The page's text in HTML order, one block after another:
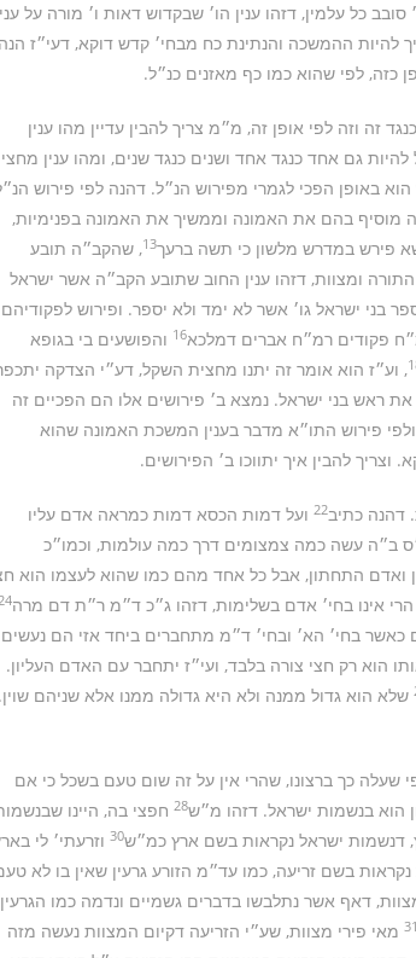
כל עלמין, דזהו ענין הו׳ שבקדוש דאות ו׳ מורה על
להיות ההמשכה והנתינת כח מבחי׳ קדש דוקא, דעי״ז
לפי שהוא כמו כף מאזנים כנ״ל.
וזה לפי אופן זה, מ״מ צריך להבין עדיין מהו ענין
גם אחד כנגד אחד ושנים כנגד שנים, ומהו ענין
באופן הפכי לגמרי מפירוש הנ״ל. דהנה לפי פירוש
מוסיף בהם את האמונה וממשיך את האמונה בפנימיות,
פירש במדרש מלשון כי תשה ברעך13, שהקב״ה תובע
ומצוות, דזהו ענין החוב שתובע הקב״ה אשר ישראל
בני ישראל גו׳ אשר לא ימד ולא יספר. ופירוש לפקודיהם
פקודים רמ״ח אברים דמלכא16 והפושעים בי בגופא
, וע״ז הוא אומר זה יתנו מחצית השקל, דע״י הצדקה
ראש בני ישראל. נמצא ב׳ פירושים אלו הם הפכיים זה
פירוש התו״א מדבר בענין המשכת האמונה שהוא
להבין איך יתווכו ב׳ הפירושים.
דהנה כתיב22 ועל דמות הכסא דמות כמראה אדם עליו
ב״ה עשה כמה צמצומים דרך כמה עולמות, וכמו״כ
ואדם התחתון, אבל כל אחד מהם כמו שהוא לעצמו הוא
אינו בחי׳ אדם בשלימות, דזהו ג״כ ד״מ ר״ת דם מרה
כאשר בחי׳ הא׳ ובחי׳ ד״מ מתחברים ביחד אזי הם נעשים
הוא רק חצי צורה בלבד, ועי״ז יתחבר עם האדם העליון.
שלא הוא גדול ממנה ולא היא גדולה ממנו אלא שניהם
כך ברצונו, שהרי אין על זה שום טעם בשכל כי אם
הוא בנשמות ישראל. דזהו מ״ש28 חפצי בה, היינו
דנשמות ישראל נקראות בשם ארץ כמ״ש30 וזרעתי׳ לי
בשם זריעה, כמו עד״מ הזורע גרעין שאין בו לא
דאף אשר נתלבשו בדברים גשמיים ונדמה כמו הגרעין
31 מאי פירי מצוות, שע״י הזריעה דקיום המצוות נעשה מזה